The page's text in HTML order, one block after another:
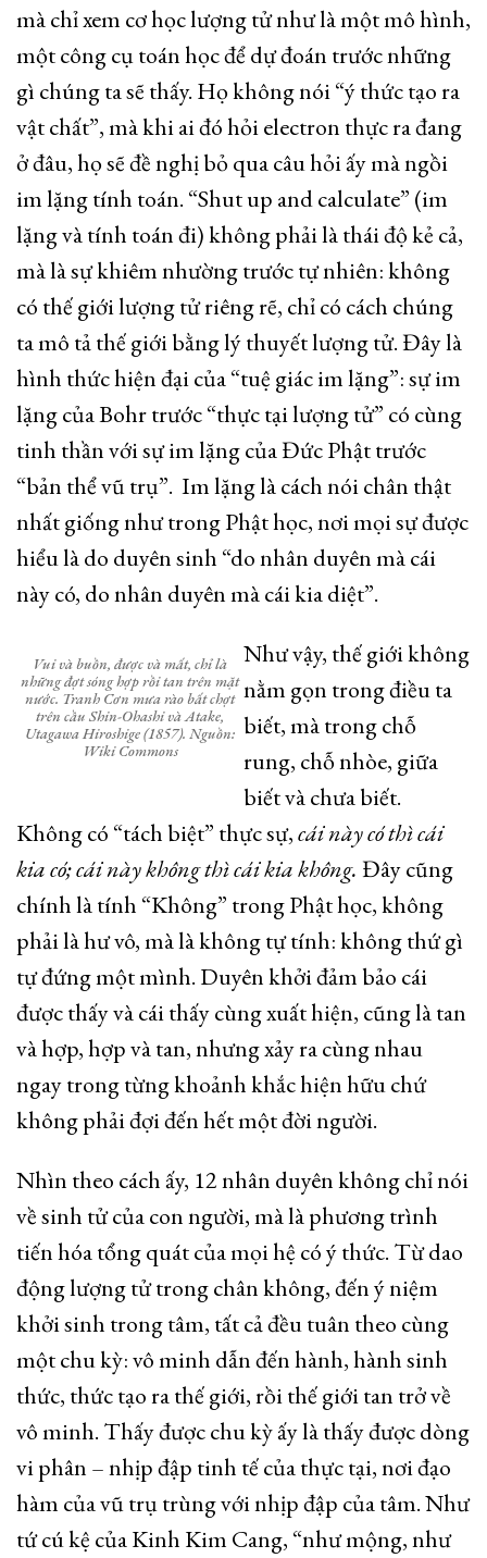
mà chỉ xem cơ học lượng tử như là một mô hình,
một công cụ toán học để dự đoán trước những
gì chúng ta sẽ thấy. Họ không nói “ý thức tạo ra
vật chất”, mà khi ai đó hỏi electron thực ra đang
ở đâu, họ sẽ đề nghị bỏ qua câu hỏi ấy mà ngồi
im lặng tính toán. “Shut up and calculate” (im
lặng và tính toán đi) không phải là thái độ kẻ cả,
mà là sự khiêm nhường trước tự nhiên: không
có thế giới lượng tử riêng rẽ, chỉ có cách chúng
ta mô tả thế giới bằng lý thuyết lượng tử. Đây là
hình thức hiện đại của “tuệ giác im lặng”: sự im
lặng của Bohr trước “thực tại lượng tử” có cùng
tinh thần với sự im lặng của Đức Phật trước
“bản thể vũ trụ”. Im lặng là cách nói chân thật
nhất giống như trong Phật học, nơi mọi sự được
hiểu là do duyên sinh “do nhân duyên mà cái
này có, do nhân duyên mà cái kia diệt”.
Vui và buồn, được và mất, chỉ là
những đợt sóng hợp rồi tan trên mặt
nước. Tranh Cơn mưa rào bất chợt
trên cầu Shin-Ohashi và Atake,
Utagawa Hiroshige (1857). Nguồn:
Wiki Commons
Như vậy, thế giới không
nằm gọn trong điều ta
biết, mà trong chỗ
rung, chỗ nhòe, giữa
biết và chưa biết.
Không có “tách biệt” thực sự,cái này có thì cái
kia có; cái này không thì cái kia không. Đây cũng
chính là tính “Không” trong Phật học, không
phải là hư vô, mà là không tự tính: không thứ gì
tự đứng một mình. Duyên khởi đảm bảo cái
được thấy và cái thấy cùng xuất hiện, cũng là tan
và hợp, hợp và tan, nhưng xảy ra cùng nhau
ngay trong từng khoảnh khắc hiện hữu chứ
không phải đợi đến hết một đời người.
Nhìn theo cách ấy, 12 nhân duyên không chỉ nói
về sinh tử của con người, mà là phương trình
tiến hóa tổng quát của mọi hệ có ý thức. Từ dao
động lượng tử trong chân không, đến ý niệm
khởi sinh trong tâm, tất cả đều tuân theo cùng
một chu kỳ: vô minh dẫn đến hành, hành sinh
thức, thức tạo ra thế giới, rồi thế giới tan trở về
vô minh. Thấy được chu kỳ ấy là thấy được dòng
vi phân – nhịp đập tinh tế của thực tại, nơi đạo
hàm của vũ trụ trùng với nhịp đập của tâm. Như
tứ cú kệ của Kinh Kim Cang, “như mộng, như